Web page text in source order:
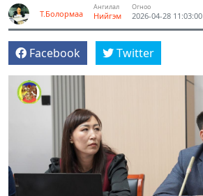
Т.Болормаа
Ангилал
Нийгэм
Огноо
2026-04-28 11:03:00
Facebook Twitter